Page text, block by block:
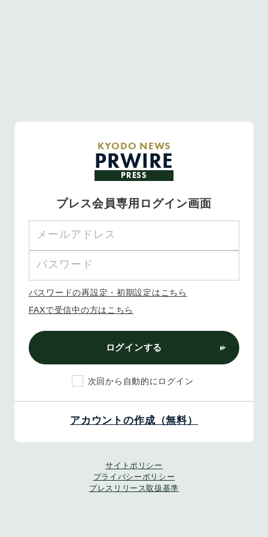
KYODO NEWS
PRWIRE
PRESS
プレス会員専用ログイン画面
パスワードの再設定・初期設定はこちら
FAXで受信中の方はこちら
ログインする
次回から自動的にログイン
アカウントの作成（無料）
サイトポリシー
プライバシーポリシー
プレスリリース取扱基準